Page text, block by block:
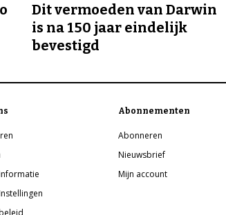
Dit vermoeden van Darwin
is na 150 jaar eindelijk
bevestigd
Abonnementen
Abonneren
Nieuwsbrief
Mijn account